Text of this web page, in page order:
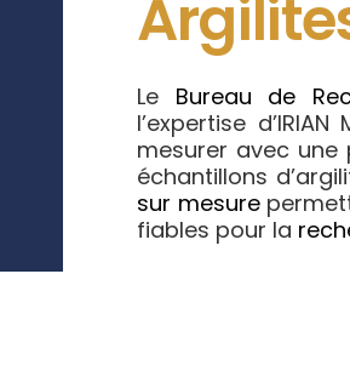
Le Bureau de
l’expertise
mesurer avec une
échantillons
sur mesure
fiables pour la